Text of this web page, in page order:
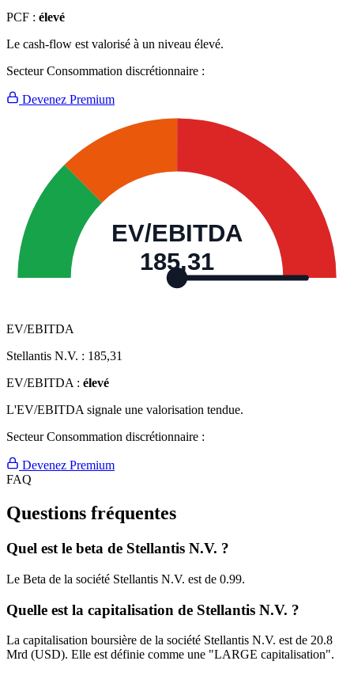
PCF : élevé
Le cash-flow est valorisé à un niveau élevé.
Secteur Consommation discrétionnaire :
Devenez Premium
EV/EBITDA
185,31
EV/EBITDA
Stellantis N.V. : 185,31
EV/EBITDA : élevé
L'EV/EBITDA signale une valorisation tendue.
Secteur Consommation discrétionnaire :
Devenez Premium
FAQ
Questions fréquentes
Quel est le beta de Stellantis N.V. ?
Le Beta de la société Stellantis N.V. est de 0.99.
Quelle est la capitalisation de Stellantis N.V. ?
La capitalisation boursière de la société Stellantis N.V. est de 20.8
Mrd (USD). Elle est définie comme une "LARGE capitalisation".